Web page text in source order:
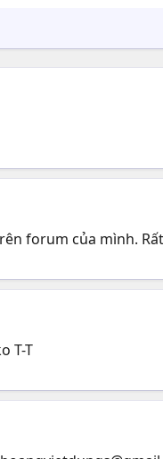
forum của mình.
T-T